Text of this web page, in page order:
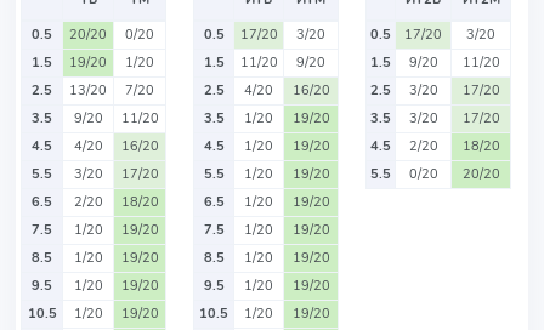
0.5
20/20
0/20
1.5
19/20
1/20
2.5
13/20
7/20
3.5
9/20
11/20
4.5
4/20
16/20
5.5
3/20
17/20
6.5
2/20
18/20
7.5
1/20
19/20
8.5
1/20
19/20
9.5
1/20
19/20
10.5
1/20
19/20
0.5
17/20
3/20
1.5
11/20
9/20
2.5
4/20
16/20
3.5
1/20
19/20
4.5
1/20
19/20
5.5
1/20
19/20
6.5
1/20
19/20
7.5
1/20
19/20
8.5
1/20
19/20
9.5
1/20
19/20
10.5
1/20
19/20
0.5
17/20
3/20
1.5
9/20
11/20
2.5
3/20
17/20
3.5
3/20
17/20
4.5
2/20
18/20
5.5
0/20 20/20